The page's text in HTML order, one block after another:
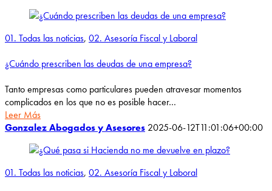
01. Todas las noticias, 02. Asesoría Fiscal y Laboral
¿Cuándo prescriben las deudas de una empresa?
Tanto empresas como particulares pueden atravesar momentos
complicados en los que no es posible hacer…
Leer Más
Gonzalez Abogados y Asesores 2025-06-12T11:01:06+00:00
01. Todas las noticias, 02. Asesoría Fiscal y Laboral